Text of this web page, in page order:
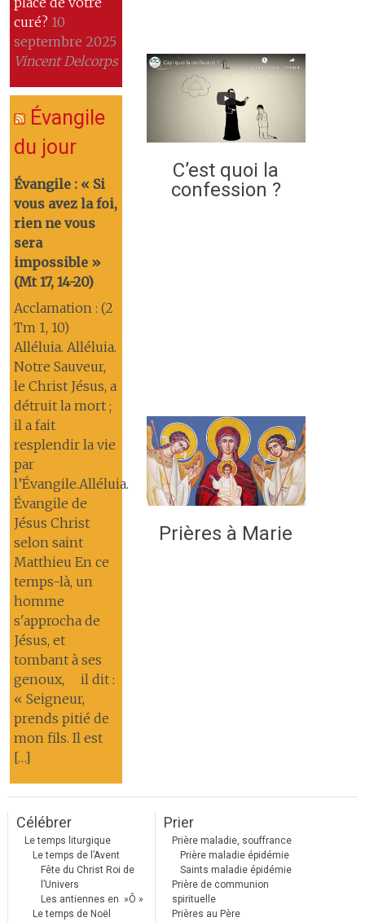
curé? 10
septembre 2025
Vincent Delcorps
Évangile
du jour
Évangile : « Si
vous avez la foi,
rien ne vous
sera
impossible »
(Mt 17, 14-20)
Acclamation : (2
Tm 1, 10)
Alléluia. Alléluia.
Notre Sauveur,
le Christ Jésus, a
détruit la mort ;
il a fait
resplendir la vie
par
l’Évangile.Alléluia.
Évangile de
Jésus Christ
selon saint
Matthieu En ce
temps-là, un
homme
s'approcha de
Jésus, et
tombant à ses
genoux, il dit :
« Seigneur,
prends pitié de
mon fils. Il est
[…]
C’est quoi la
confession ?
Prières à Marie
Célébrer
Le temps liturgique
Le temps de l’Avent
Fête du Christ Roi de
l’Univers
Les antiennes en »Ô »
Le temps de Noël
Prier
Prière maladie, souffrance
Prière maladie épidémie
Saints maladie épidémie
Prière de communion
spirituelle
Prières au Père